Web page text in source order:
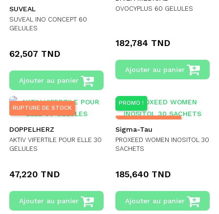
SUVEAL
SUVEAL INO CONCEPT 60
GELULES
62,507 TND
Ajouter au panier
OVOCYPLUS 60 GELULES
182,784 TND
Ajouter au panier
RUPTURE DE STOCK
DOPPELHERZ
AKTIV VIFERTILE POUR ELLE 30
GELULES
47,220 TND
Ajouter au panier
PROMO !
Sigma-Tau
PROXEED WOMEN INOSITOL 30
SACHETS
185,640 TND
Ajouter au panier